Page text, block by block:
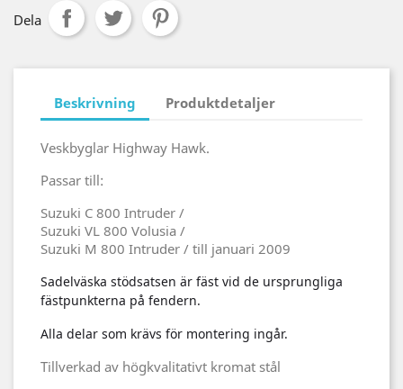
Dela
Beskrivning Produktdetaljer
Veskbyglar Highway Hawk.
Passar till:
Suzuki C 800 Intruder /
Suzuki VL 800 Volusia /
Suzuki M 800 Intruder / till januari 2009
Sadelväska stödsatsen är fäst vid de ursprungliga
fästpunkterna på fendern.
Alla delar som krävs för montering ingår.
Tillverkad av högkvalitativt kromat stål